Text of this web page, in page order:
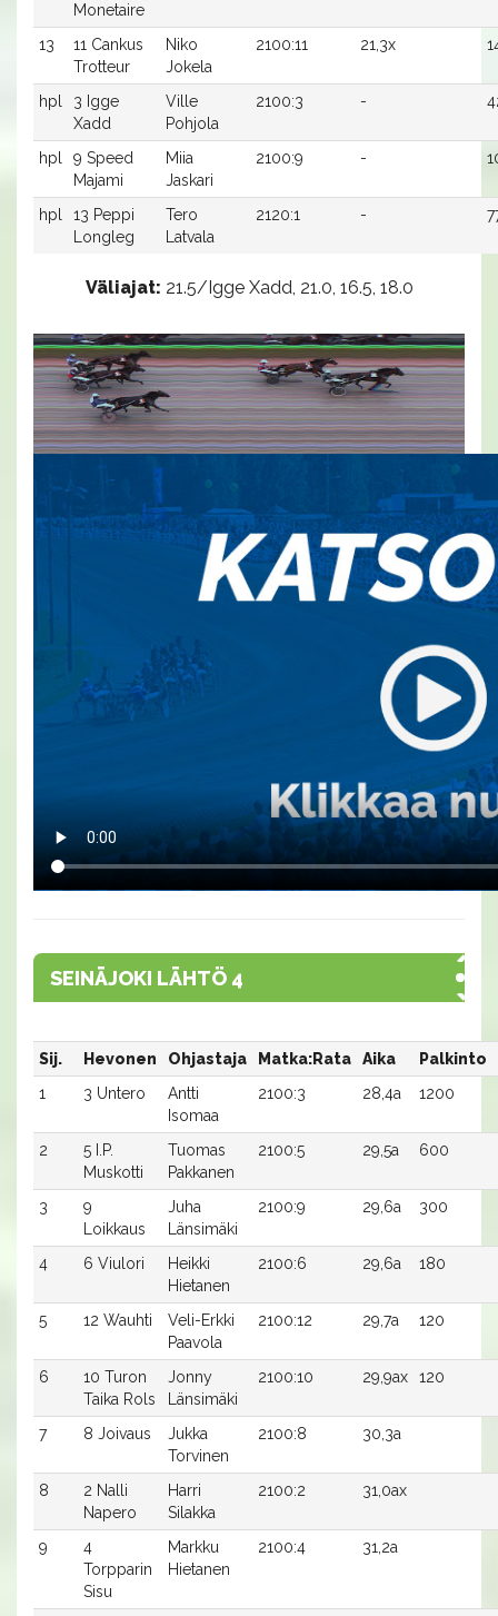
Monetaire
13
11 Cankus
Trotteur
Niko
Jokela
2100:11 21,3x
hpl
3 Igge
Xadd
Ville
Pohjola
2100:3 -
hpl
9 Speed
Majami
Miia
Jaskari
2100:9 -
hpl
13 Peppi
Longleg
Tero
Latvala
2120:1 -
Väliajat: 21.5/Igge Xadd, 21.0, 16.5, 18.0
SEINÄJOKI LÄHTÖ 4
Sij. Hevonen Ohjastaja Matka:Rata Aika
Palkinto
1
3 Untero
Antti
Isomaa
2100:3 28,4a 1200
2
5 I.P.
Muskotti
Tuomas
Pakkanen
2100:5 29,5a 600
3
9
Loikkaus
Juha
Länsimäki
2100:9 29,6a 300
4 6 Viulori
Heikki
Hietanen
2100:6 29,6a 180
5 12 Wauhti
Veli-Erkki
Paavola
2100:12 29,7a 120
6
10 Turon
Taika Rols
Jonny
Länsimäki
2100:10 29,9ax 120
7 8 Joivaus
Jukka
Torvinen
2100:8 30,3a
8
2 Nalli
Napero
Harri
Silakka
2100:2 31,0ax
9
4
Torpparin
Sisu
Markku
Hietanen
2100:4 31,2a